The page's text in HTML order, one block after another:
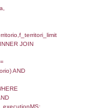
INNER JOIN
= el_nazioni.IDStato
= 2450;,
((el_comuni INNER